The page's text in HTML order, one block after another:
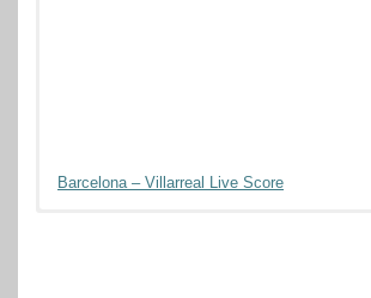
Barcelona – Villarreal Live Score